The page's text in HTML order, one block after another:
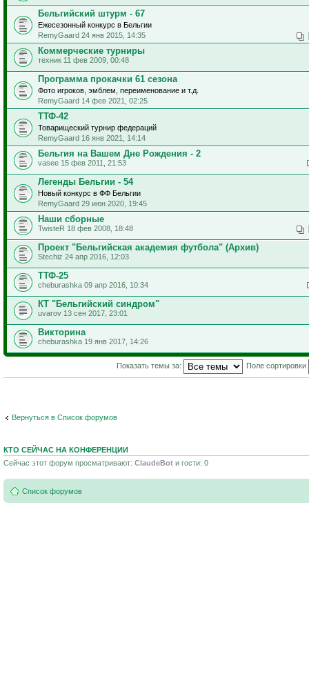
Бельгийский штурм - 67
Ежесезонный конкурс в Бельгии
RemyGaard 24 янв 2015, 14:35
Коммерческие турниры
техник 11 фев 2009, 00:48
Программа прокачки 61 сезона
Фото игроков, эмблем, переименование и т.д.
RemyGaard 14 фев 2021, 02:25
ТТФ-42
Товарищеский турнир федераций
RemyGaard 16 янв 2021, 14:14
Бельгия на Вашем Дне Рождения - 2
vasee 15 фев 2011, 21:53
Легенды Бельгии - 54
Новый конкурс в ФФ Бельгии
RemyGaard 29 июн 2020, 19:45
Наши сборные
TwisteR 18 фев 2008, 18:48
Проект "Бельгийская академия футбола" (Архив)
Stechiz 24 апр 2016, 12:03
ТТФ-25
cheburashka 09 апр 2016, 10:34
КТ "Бельгийский синдром"
uvarov 13 сен 2017, 23:01
Викторина
cheburashka 19 янв 2017, 14:26
Показать темы за: Поле сортировки
Вернуться в Список форумов
КТО СЕЙЧАС НА КОНФЕРЕНЦИИ
Сейчас этот форум просматривают: ClaudeBot и гости: 0
Список форумов